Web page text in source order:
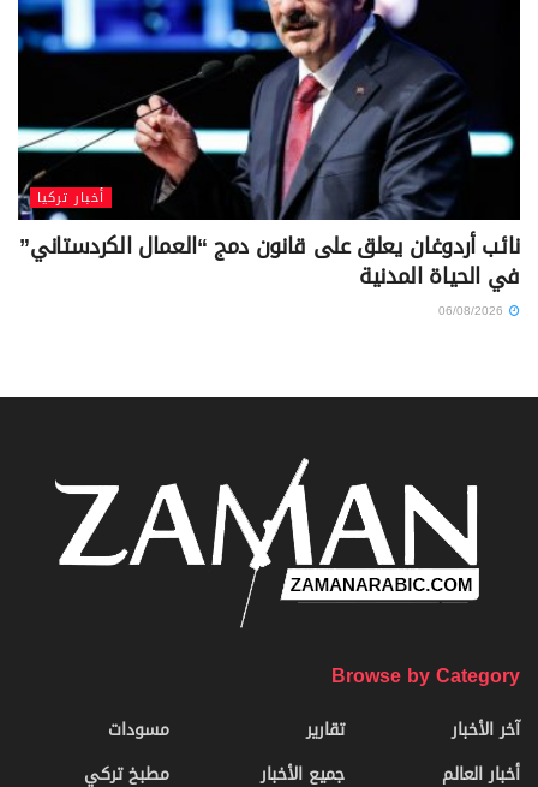
أخبار تركيا
نائب أردوغان يعلق على قانون دمج “العمال الكردستاني”
في الحياة المدنية
Browse by Category
آخر الأخبار
أخبار العالم
تقارير
جميع الأخبار
مسودات
مطبخ تركي